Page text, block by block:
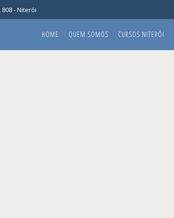
- Niterói
HOME QUEM SOMOS CURSOS NITERÓI